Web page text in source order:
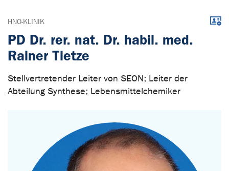
HNO-KLINIK
PD Dr. rer. nat. Dr. habil. med.
Rainer Tietze
Stellvertretender Leiter von SEON; Leiter der
Abteilung Synthese; Lebensmittelchemiker